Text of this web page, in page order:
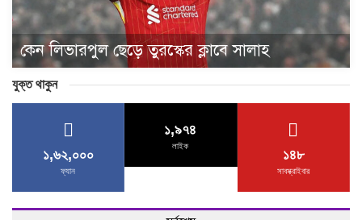
কেন লিভারপুল ছেড়ে তুরস্কের ক্লাবে সালাহ
যুক্ত থাকুন
১,৬২,০০০
ফ্যান
১,৯৭৪
লাইক
১৪৮
সাবস্ক্রাইবার